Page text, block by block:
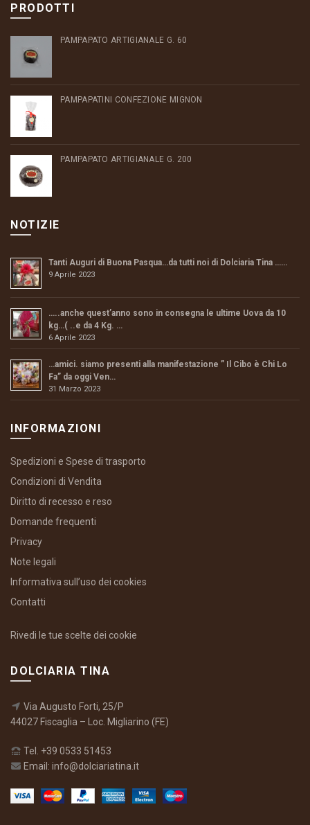
PRODOTTI
PAMPAPATO ARTIGIANALE G. 60
PAMPAPATINI CONFEZIONE MIGNON
PAMPAPATO ARTIGIANALE G. 200
NOTIZIE
Tanti Auguri di Buona Pasqua…da tutti noi di Dolciaria Tina ……
9 Aprile 2023
…..anche quest’anno sono in consegna le ultime Uova da 10
kg…( ..e da 4 Kg. …
6 Aprile 2023
…amici. siamo presenti alla manifestazione ” Il Cibo è Chi Lo
Fa” da oggi Ven…
31 Marzo 2023
INFORMAZIONI
Spedizioni e Spese di trasporto
Condizioni di Vendita
Diritto di recesso e reso
Domande frequenti
Privacy
Note legali
Informativa sull’uso dei cookies
Contatti
Rivedi le tue scelte dei cookie
DOLCIARIA TINA
Via Augusto Forti, 25/P
44027 Fiscaglia – Loc. Migliarino (FE)
Tel. +39 0533 51453
Email: info@dolciariatina.it